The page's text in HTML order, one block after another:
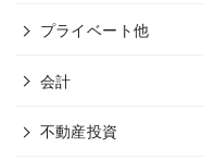
プライベート他
会計
不動産投資